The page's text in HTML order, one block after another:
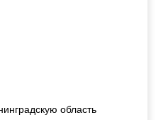
область